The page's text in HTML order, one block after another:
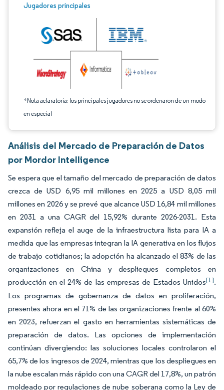
Jugadores principales
*Nota aclaratoria: los principales jugadores no se ordenaron de un modo
en especial
Imagen © Mordor Intelligence. El uso requiere atribución según CC BY 4.0.
Análisis del Mercado de Preparación de Datos
por Mordor Intelligence
Se espera que el tamaño del mercado de preparación de datos
crezca de USD 6,95 mil millones en 2025 a USD 8,05 mil
millones en 2026 y se prevé que alcance USD 16,84 mil millones
en 2031 a una CAGR del 15,92% durante 2026-2031. Esta
expansión refleja el auge de la infraestructura lista para IA a
medida que las empresas integran la IA generativa en los flujos
de trabajo cotidianos; la adopción ha alcanzado el 83% de las
organizaciones en China y despliegues completos en
producción en el 24% de las empresas de Estados Unidos[1].
Los programas de gobernanza de datos en proliferación,
presentes ahora en el 71% de las organizaciones frente al 60%
en 2023, refuerzan el gasto en herramientas sistemáticas de
preparación de datos. Las opciones de implementación
continúan divergiendo: las soluciones locales controlaron el
65,7% de los ingresos de 2024, mientras que los despliegues en
la nube escalan más rápido con una CAGR del 17,8%, un patrón
moldeado por regulaciones de nube soberana como la Ley de